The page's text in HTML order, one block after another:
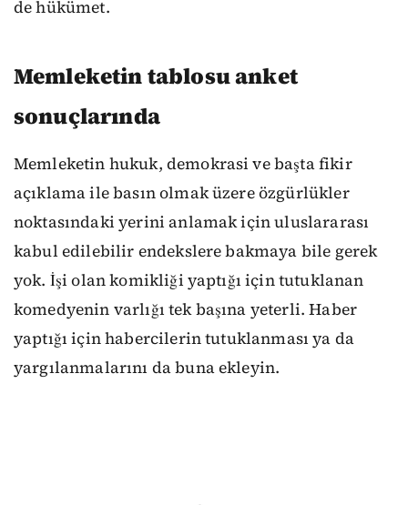
de hükümet.
Memleketin tablosu anket
sonuçlarında
Memleketin hukuk, demokrasi ve başta fikir
açıklama ile basın olmak üzere özgürlükler
noktasındaki yerini anlamak için uluslararası
kabul edilebilir endekslere bakmaya bile gerek
yok. İşi olan komikliği yaptığı için tutuklanan
komedyenin varlığı tek başına yeterli. Haber
yaptığı için habercilerin tutuklanması ya da
yargılanmalarını da buna ekleyin.